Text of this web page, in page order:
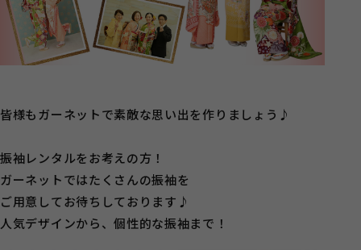
皆様もガーネットで素敵な思い出を作りましょう♪
振袖レンタルをお考えの方！
ガーネットではたくさんの振袖を
ご用意してお待ちしております♪
人気デザインから、個性的な振袖まで！